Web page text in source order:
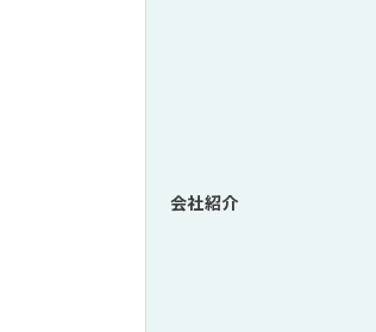
会社紹介